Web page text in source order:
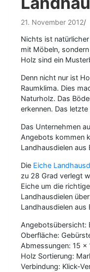
21. November 2012
Nichts ist
mit Möbeln,
Holz sind ein
Denn nicht nur ist
Raumklima. Dies
Naturholz. Das
erkennen. Das
Das Unternehmen
Angebots kommen
Landhausdielen
Die Eiche
zu 28 Grad verlegt
Eiche um die
Landhausdielen
Landhausdielen aus
Angebotsübersicht:
Oberfläche:
Abmessungen: 15 x
Holz Sortierung:
Verbindung: Klick-